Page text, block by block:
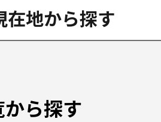
在地から探す
ら探す